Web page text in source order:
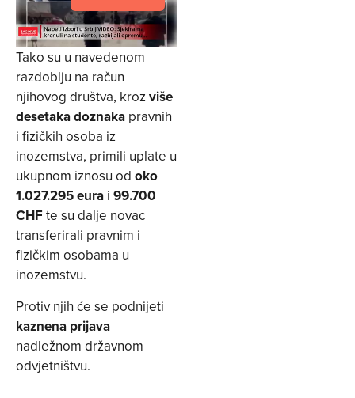
Tako su u navedenom
razdoblju na račun
njihovog društva, krozviše
desetaka doznaka pravnih
i fizičkih osoba iz
inozemstva, primili uplate u
ukupnom iznosu od oko
1.027.295 eura i 99.700
CHFte su dalje novac
transferirali pravnim i
fizičkim osobama u
inozemstvu.
Protiv njih će se podnijeti
kaznena prijava
nadležnom državnom
odvjetništvu.